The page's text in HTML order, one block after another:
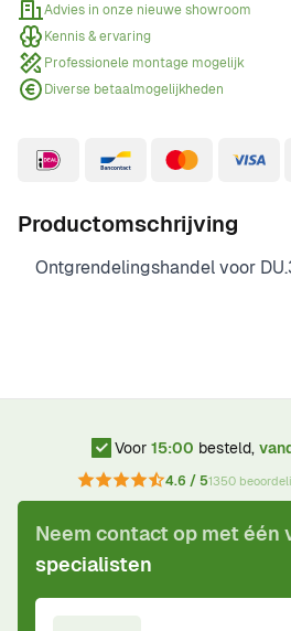
Advies in onze nieuwe showroom
Kennis & ervaring
Professionele montage mogelijk
Diverse betaalmogelijkheden
Productomschrijving
Ontgrendelingshandel voor
Voor 15:00 besteld,
4.6 / 51350
Neem contact op met één
specialisten